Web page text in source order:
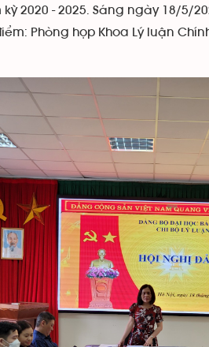
kỳ 2020 - 2025. Sáng ngày 18/5/
Phòng họp Khoa Lý luận